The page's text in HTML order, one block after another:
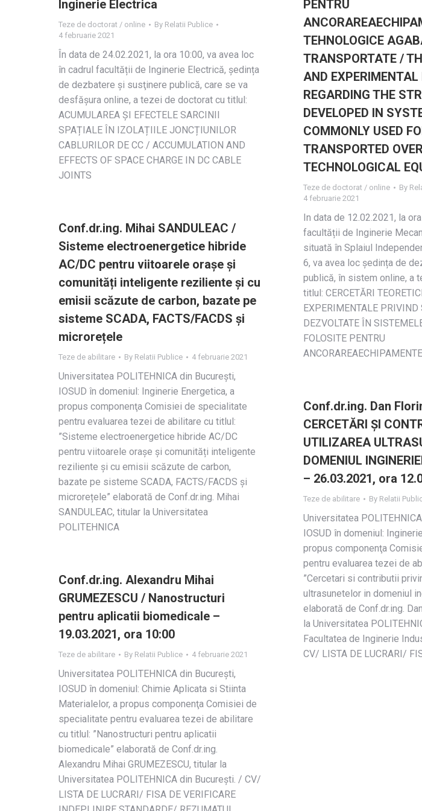
Inginerie Electrica
Teze de doctorat / online By Relatii Publice
4 februarie 2021
În data de 24.02.2021, la ora 10:00, va avea loc
în cadrul facultății de Inginerie Electrică, ședința
de dezbatere și susţinere publică, care se va
desfășura online, a tezei de doctorat cu titlul:
ACUMULAREA ȘI EFECTELE SARCINII
SPAȚIALE ÎN IZOLAȚIILE JONCȚIUNILOR
CABLURILOR DE CC / ACCUMULATION AND
EFFECTS OF SPACE CHARGE IN DC CABLE
JOINTS
PENTRU
TEHNOLOGICE
TRANSPORTATE /
AND EXPERIMENTAL
REGARDING THE
DEVELOPED IN
COMMONLY USED
TRANSPORTED
TECHNOLOGICAL
Teze de doctorat / online By
4 februarie 2021
In data de 12.02.2021, la
facultății de Inginerie
situată în Splaiul
6, va avea loc ședința de
publică, în sistem online, a
titlul: CERCETĂRI
EXPERIMENTALE PRIVIND
DEZVOLTATE ÎN
FOLOSITE PENTRU
Conf.dr.ing. Mihai SANDULEAC /
Sisteme electroenergetice hibride
AC/DC pentru viitoarele orașe și
comunități inteligente reziliente și cu
emisii scăzute de carbon, bazate pe
sisteme SCADA, FACTS/FACDS și
microrețele
Teze de abilitare By Relatii Publice 4 februarie 2021
Universitatea POLITEHNICA din Bucureşti,
IOSUD în domeniul: Inginerie Energetica, a
propus componenţa Comisiei de specialitate
pentru evaluarea tezei de abilitare cu titlul:
”Sisteme electroenergetice hibride AC/DC
pentru viitoarele orașe și comunități inteligente
reziliente și cu emisii scăzute de carbon,
bazate pe sisteme SCADA, FACTS/FACDS și
microrețele” elaborată de Conf.dr.ing. Mihai
SANDULEAC, titular la Universitatea
POLITEHNICA
Conf.dr.ing. Dan
CERCETĂRI ŞI
UTILIZAREA
DOMENIUL
– 26.03.2021, ora
Teze de abilitare By Relatii
Universitatea
IOSUD în domeniul:
propus componenţa
pentru evaluarea tezei de
”Cercetari si contributii
ultrasunetelor in domeniul
elaborată de Conf.dr.ing.
la Universitatea
Facultatea de Inginerie
CV/ LISTA DE LUCRARI/
Conf.dr.ing. Alexandru Mihai
GRUMEZESCU / Nanostructuri
pentru aplicatii biomedicale –
19.03.2021, ora 10:00
Teze de abilitare By Relatii Publice 4 februarie 2021
Universitatea POLITEHNICA din Bucureşti,
IOSUD în domeniul: Chimie Aplicata si Stiinta
Materialelor, a propus componenţa Comisiei de
specialitate pentru evaluarea tezei de abilitare
cu titlul: ”Nanostructuri pentru aplicatii
biomedicale” elaborată de Conf.dr.ing.
Alexandru Mihai GRUMEZESCU, titular la
Universitatea POLITEHNICA din Bucureşti. / CV/
LISTA DE LUCRARI/ FISA DE VERIFICARE